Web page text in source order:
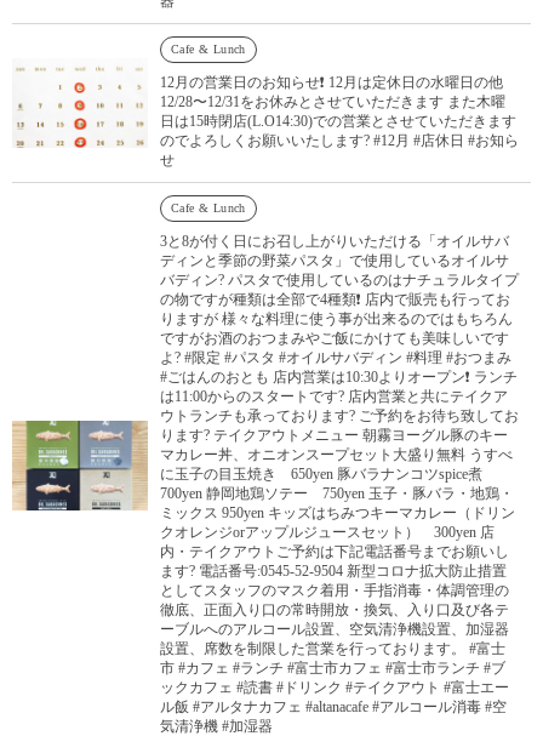
Cafe & Lunch
12月の営業日のお知らせ❗️ 12月は定休日の水曜日の他
12/28〜12/31をお休みとさせていただきます また木曜
日は15時閉店(L.O14:30)での営業とさせていただきます
のでよろしくお願いいたします? #12月 #店休日 #お知ら
せ
Cafe & Lunch
3と8が付く日にお召し上がりいただける「オイルサバ
ディンと季節の野菜パスタ」で使用しているオイルサ
バディン? パスタで使用しているのはナチュラルタイプ
の物ですが種類は全部で4種類❗️ 店内で販売も行ってお
りますが 様々な料理に使う事が出来るのではもちろん
ですがお酒のおつまみやご飯にかけても美味しいです
よ? #限定 #パスタ #オイルサバディン #料理 #おつまみ
#ごはんのおとも 店内営業は10:30よりオープン❗️ ランチ
は11:00からのスタートです? 店内営業と共にテイクア
ウトランチも承っております? ご予約をお待ち致してお
ります? テイクアウトメニュー 朝霧ヨーグル豚のキー
マカレー丼、オニオンスープセット大盛り無料 うすべ
に玉子の目玉焼き 650yen 豚バラナンコツspice煮
700yen 静岡地鶏ソテー 750yen 玉子・豚バラ・地鶏・
ミックス 950yen キッズはちみつキーマカレー（ドリン
クオレンジorアップルジュースセット） 300yen 店
内・テイクアウトご予約は下記電話番号までお願いし
ます? 電話番号:0545-52-9504 新型コロナ拡大防止措置
としてスタッフのマスク着用・手指消毒・体調管理の
徹底、正面入り口の常時開放・換気、入り口及び各テ
ーブルへのアルコール設置、空気清浄機設置、加湿器
設置、席数を制限した営業を行っております。 #富士
市 #カフェ #ランチ #富士市カフェ #富士市ランチ #ブ
ックカフェ #読書 #ドリンク #テイクアウト #富士エー
ル飯 #アルタナカフェ #altanacafe #アルコール消毒 #空
気清浄機 #加湿器